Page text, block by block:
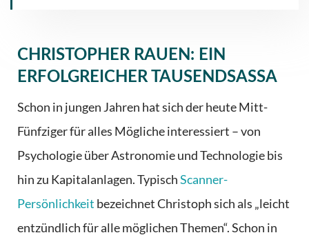
CHRISTOPHER RAUEN: EIN
ERFOLGREICHER TAUSENDSASSA
Schon in jungen Jahren hat sich der heute Mitt-
Fünfziger für alles Mögliche interessiert – von
Psychologie über Astronomie und Technologie bis
hin zu Kapitalanlagen. TypischScanner-
Persönlichkeit bezeichnet Christoph sich als „leicht
entzündlich für alle möglichen Themen“. Schon in